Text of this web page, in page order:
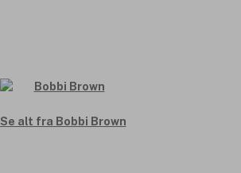
Se alt fra Bobbi Brown